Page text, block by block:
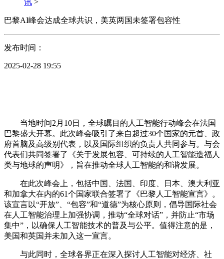
巴黎AI峰会达成全球共识，美英两国未签署包容性
发布时间：
2025-02-28 19:55
当地时间2月10日，全球瞩目的人工智能行动峰会在法国
巴黎盛大开幕。此次峰会吸引了来自超过30个国家的元首、政
府首脑及高级别代表，以及国际组织的负责人共同参与。与会
代表们共同签署了《关于发展包容、可持续的人工智能造福人
类与地球的声明》，旨在推动全球人工智能的和谐发展。
在此次峰会上，包括中国、法国、印度、日本、澳大利亚
和加拿大在内的61个国家联合签署了《巴黎人工智能宣言》。
该宣言以“开放”、“包容”和“道德”为核心原则，倡导国际社会
在人工智能治理上加强协调，推动“全球对话”，并防止“市场
集中”，以确保人工智能技术的普及与公平。值得注意的是，
美国和英国并未加入这一宣言。
与此同时，全球各界正在深入探讨人工智能对经济、社